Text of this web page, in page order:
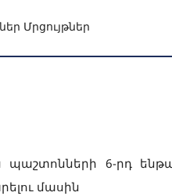
Մրցույթներ
պաշտոնների 6-րդ
մասին